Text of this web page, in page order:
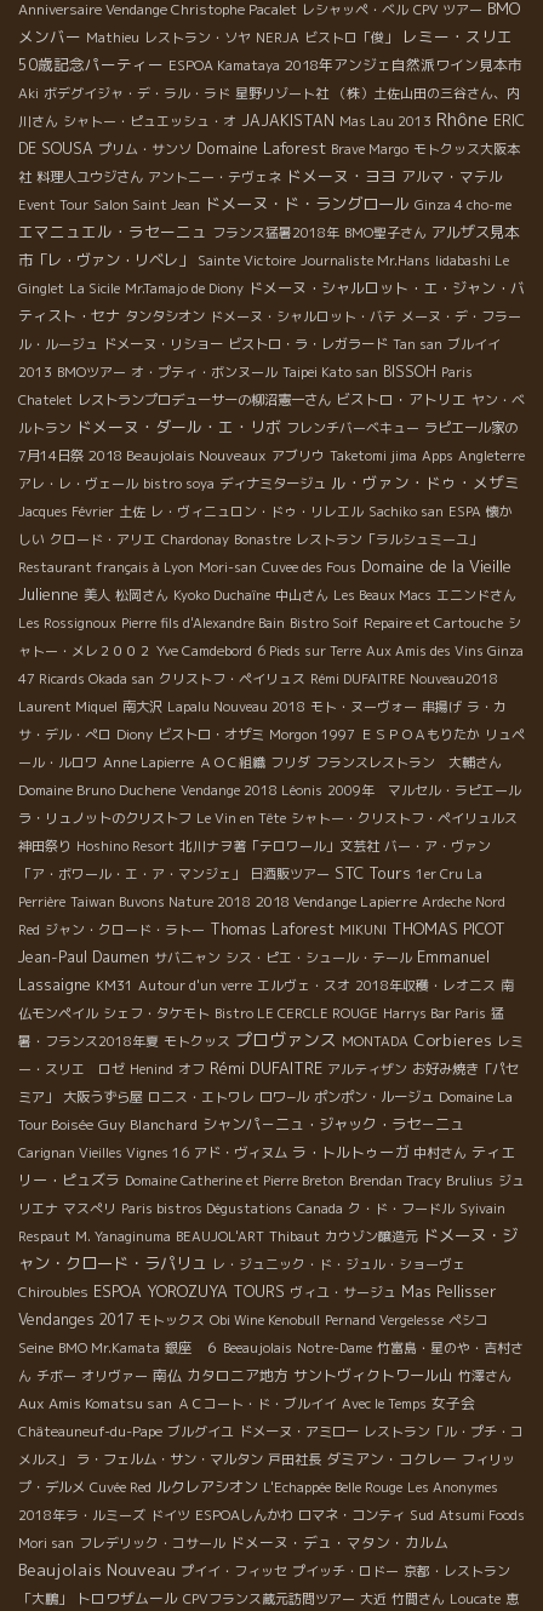
Anniversaire Vendange Christophe Pacalet レシャッペ・ベル CPV ツアー BMO
メンバー Mathieu レストラン・ソヤ NERJA ビストロ「俊」
レミー・スリエ
50歳記念パーティー ESPOA Kamataya 2018年アンジェ自然派ワイン見本市
Aki ボデグイジャ・デ・ラル・ラド 星野リゾート社
（株）土佐山田の三谷さん、内
川さん シャトー・ピュエッシュ・オ JAJAKISTAN Mas Lau 2013 Rhône ERIC
DE SOUSA プリム・サンソ Domaine Laforest Brave Margo モトクッス大阪本
社 料理人ユウジさん アントニー・テヴェネ ドメーヌ・ヨヨ アルマ・マテル
Event Tour Salon Saint Jean ドメーヌ・ド・ラングロール Ginza 4 cho-me
エマニュエル・ラセーニュ フランス猛暑2018年 BMO聖子さん アルザス見本
市「レ・ヴァン・リベレ」
Sainte Victoire Journaliste Mr.Hans Iidabashi Le
Ginglet La Sicile Mr.Tamajo de Diony ドメーヌ・シャルロット・エ・ジャン・バ
ティスト・セナ タンタシオン ドメーヌ・シャルロット・バテ メーヌ・デ・フラー
ル・ルージュ ドメーヌ・リショー ビストロ・ラ・レガラード Tan san ブルイイ
2013 BMOツアー オ・プティ・ボンヌール Taipei Kato san BISSOH Paris
Chatelet レストランプロデューサーの柳沼憲一さん ビストロ・アトリエ ヤン・ベ
ルトラン ドメーヌ・ダール・エ・リボ フレンチバーベキュー ラピエール家の
7月14日祭 2018 Beaujolais Nouveaux アブリウ Taketomi jima Apps Angleterre
アレ・レ・ヴェール bistro soya ディナミタージュ ル・ヴァン・ドゥ・メザミ
Jacques Février 土佐 レ・ヴィニュロン・ドゥ・リレエル Sachiko san ESPA 懐か
しい クロード・アリエ Chardonay Bonastre レストラン「ラルシュミーユ」
Restaurant français à Lyon Mori-san Cuvee des Fous Domaine de la Vieille
Julienne 美人 松岡さん Kyoko Duchaîne 中山さん Les Beaux Macs エニンドさん
Les Rossignoux Pierre fils d'Alexandre Bain Bistro Soif Repaire et Cartouche シ
ャトー・メレ２００２ Yve Camdebord 6 Pieds sur Terre Aux Amis des Vins Ginza
47 Ricards Okada san クリストフ・ペイリュス Rémi DUFAITRE Nouveau2018
Laurent Miquel 南大沢 Lapalu Nouveau 2018 モト・ヌーヴォー 串揚げ ラ・カ
サ・デル・ぺロ Diony ビストロ・オザミ Morgon 1997 ＥＳＰＯＡもりたか リュペ
ール・ルロワ Anne Lapierre ＡＯＣ組織 フリダ フランスレストラン 大輔さん
Domaine Bruno Duchene Vendange 2018 Léonis 2009年 マルセル・ラピエール
ラ・リュノットのクリストフ Le Vin en Tête シャトー・クリストフ・ペイリュルス
神田祭り Hoshino Resort 北川ナヲ著「テロワール」文芸社 バー・ア・ヴァン
「ア・ボワール・エ・ア・マンジェ」
日酒販ツアー STC Tours 1er Cru La
Perrière Taiwan Buvons Nature 2018 2018 Vendange Lapierre Ardeche Nord
Red ジャン・クロード・ラトー Thomas Laforest MIKUNI THOMAS PICOT
Jean-Paul Daumen サバニャン シス・ピエ・シュール・テール Emmanuel
Lassaigne KM31 Autour d'un verre エルヴェ・スオ 2018年収穫・レオニス 南
仏モンペイル シェフ・タケモト Bistro LE CERCLE ROUGE Harrys Bar Paris 猛
暑・フランス2018年夏 モトクッス プロヴァンス MONTADA Corbieres レミ
ー・スリエ ロゼ Henind オフ Rémi DUFAITRE アルティザン お好み焼き「パセ
ミア」
大阪うずら屋 ロニス・エトワレ ロワ−ル ポンポン・ルージュ Domaine La
Tour Boisée Guy Blanchard シャンパ－ニュ・ジャック・ラセ－ニュ
Carignan Vieilles Vignes 16 アド・ヴィヌム ラ・トルトゥーガ 中村さん ティエ
リー・ピュズラ Domaine Catherine et Pierre Breton Brendan Tracy Brulius ジュ
リエナ マスぺリ Paris bistros Dégustations Canada ク・ド・フードル Syivain
Respaut M. Yanaginuma BEAUJOL'ART Thibaut カウゾン醸造元 ドメーヌ・ジ
ャン・クロード・ラパリュ レ・ジュニック・ド・ジュル・ショーヴェ
Chiroubles ESPOA YOROZUYA TOURS ヴィユ・サージュ Mas Pellisser
Vendanges 2017 モトックス Obi Wine Kenobull Pernand Vergelesse ペシコ
Seine BMO Mr.Kamata 銀座 ６ Beeaujolais Notre-Dame 竹富島・星のや・吉村さ
ん チボー オリヴァー 南仏 カタロニア地方 サントヴィクトワール山 竹澤さん
Aux Amis Komatsu san ＡＣコート・ド・ブルイイ Avec le Temps 女子会
Châteauneuf-du-Pape ブルグイユ ドメーヌ・アミロー レストラン「ル・プチ・コ
メルス」
ラ・フェルム・サン・マルタン 戸田社長 ダミアン・コクレー フィリッ
プ・デルメ Cuvée Red ルクレアシオン L'Echappée Belle Rouge Les Anonymes
2018年ラ・ルミーズ ドイツ ESPOAしんかわ ロマネ・コンティ Sud Atsumi Foods
Mori san フレデリック・コサール ドメーヌ・デュ・マタン・カルム
Beaujolais Nouveau プイイ・フィッセ プイッチ・ロドー 京都・レストラン
「大鵬」
トロワザムール CPVフランス蔵元訪問ツアー 大近 竹間さん Loucate 恵